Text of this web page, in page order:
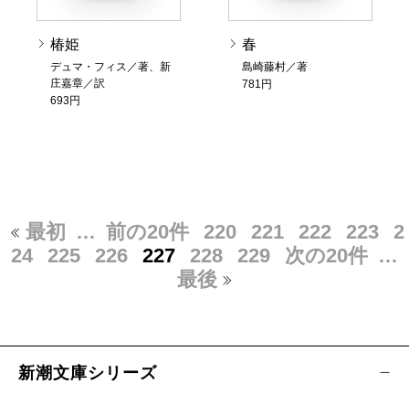
椿姫
デュマ・フィス／著、新
庄嘉章／訳
693円
春
島崎藤村／著
781円
最初 … 前の20件 220 221 222 223
2
24
225 226 227 228 229 次の20件 …
最後
新潮文庫シリーズ